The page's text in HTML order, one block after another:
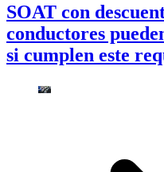
SOAT con
conductores
si cumplen este